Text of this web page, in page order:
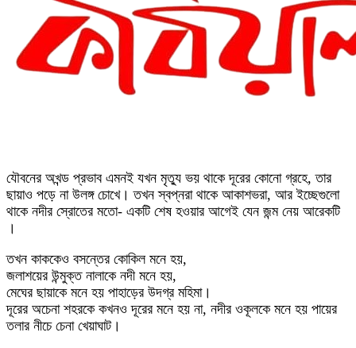
যৌবনের অখন্ড প্রভাব এমনই যখন মৃত্যু ভয় থাকে দূরের কোনো গ্রহে, তার
ছায়াও পড়ে না উলঙ্গ চোখে। তখন স্বপ্নরা থাকে আকাশভরা, আর ইচ্ছেগুলো
থাকে নদীর স্রোতের মতো- একটি শেষ হওয়ার আগেই যেন জন্ম নেয় আরেকটি
।
তখন কাককেও বসন্তের কোকিল মনে হয়,
জলাশয়ের উন্মুক্ত নালাকে নদী মনে হয়,
মেঘের ছায়াকে মনে হয় পাহাড়ের উদগ্র মহিমা।
দূরের অচেনা শহরকে কখনও দূরের মনে হয় না, নদীর ওকূলকে মনে হয় পায়ের
তলার নীচে চেনা খেয়াঘাট।